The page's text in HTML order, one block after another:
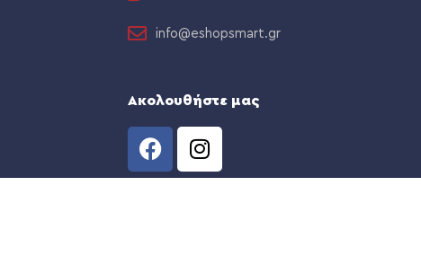
info@eshopsmart.gr
Ακολουθήστε μας